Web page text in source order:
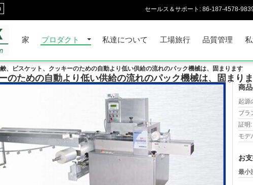
セールス＆サポート: 86-187-4578-
家 プロダクト 私達について 工場旅行 品質管理
、ビスケット、クッキーのための自動より低い供給の流れのパック機械は、固まります
のための自動より低い供給の流れのパック機械は、固まり
商
起源
ブラ
証明:
モデ
お
最小